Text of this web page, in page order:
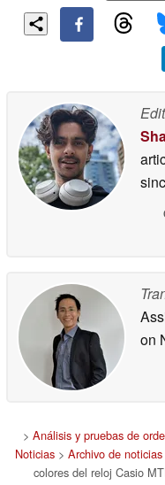
on
> Análisis y pruebas de
Noticias> Archivo de noticias
colores del reloj Casio